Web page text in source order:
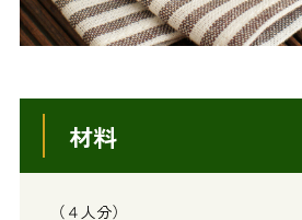
材料
（４人分）